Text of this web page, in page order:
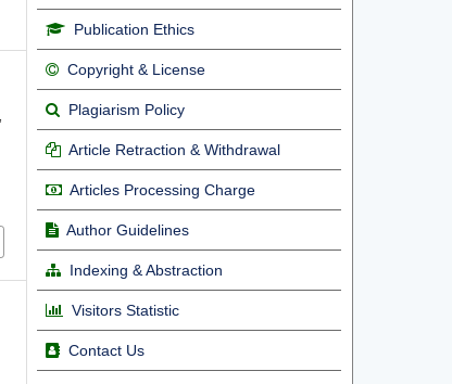
Publication Ethics
Copyright & License
Plagiarism Policy
Article Retraction & Withdrawal
Articles Processing Charge
Author Guidelines
Indexing & Abstraction
Visitors Statistic
Contact Us